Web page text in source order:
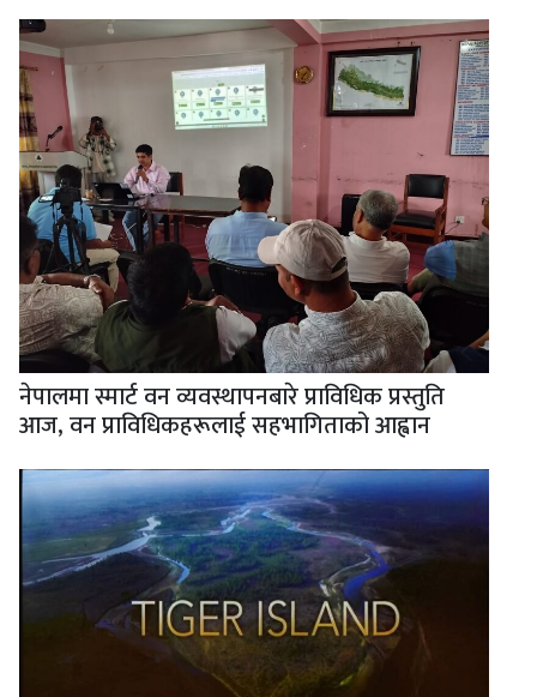
नेपालमा स्मार्ट वन व्यवस्थापनबारे प्राविधिक प्रस्तुति
आज, वन प्राविधिकहरूलाई सहभागिताको आह्वान